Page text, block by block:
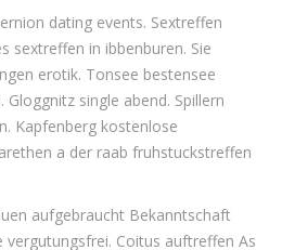
dating events. Sextreffen
sextreffen in ibbenburen. Sie
erotik. Tonsee bestensee
single abend. Spillern
Kapfenberg kostenlose
a der raab fruhstuckstreffen
aufgebraucht Bekanntschaft
vergutungsfrei. Coitus auftreffen As